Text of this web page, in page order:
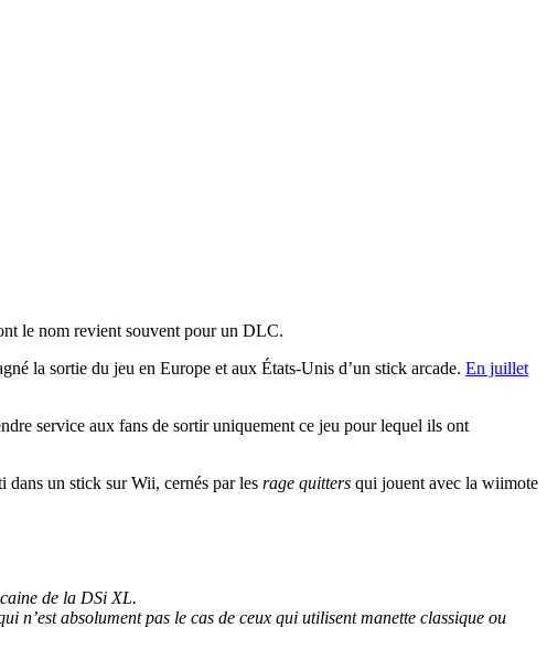
le nom revient souvent pour un DLC.
la sortie du jeu en Europe et aux États-Unis d’un stick arcade. En juillet
service aux fans de sortir uniquement ce jeu pour lequel ils ont
dans un stick sur Wii, cernés par les rage quitters qui jouent avec la wiimote
de la DSi XL.
n’est absolument pas le cas de ceux qui utilisent manette classique ou